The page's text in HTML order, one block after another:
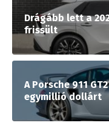
Drágább lett a
frissült
A Porsche 911
egymillió dollárt